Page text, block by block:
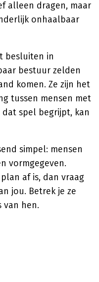
alleen dragen, maar
onhaalbaar
besluiten in
bestuur zelden
komen. Ze zijn het
tussen mensen met
spel begrijpt, kan
simpel: mensen
vormgegeven.
af is, dan vraag
jou. Betrek je ze
van hen.